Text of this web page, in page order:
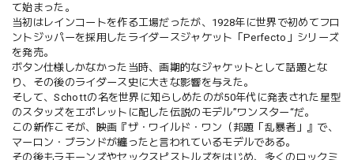
て始まった。
当初はレインコートを作る工場だったが、1928年に世界で初めてフロ
ントジッパーを採用したライダースジャケット「Perfecto」シリーズ
を発売。
ボタン仕様しかなかった当時、画期的なジャケットとして話題とな
り、その後のライダース史に大きな影響を与えた。
そして、Schottの名を世界に知らしめたのが50年代に発表された星型
のスタッズをエポレットに配した伝説のモデル”ワンスター“だ。
この新作こそが、映画『ザ・ワイルド・ワン（邦題「乱暴者」』で、
マーロン・ブランドが纏ったと言われているモデルである。
その後もラモーンズやセックスピストルズをはじめ、多くのロックミ